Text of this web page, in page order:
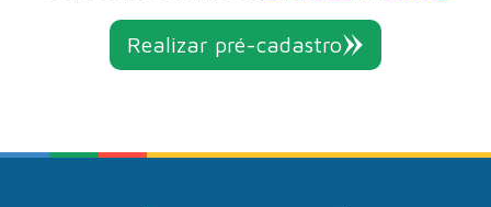
Realizar pré-cadastro